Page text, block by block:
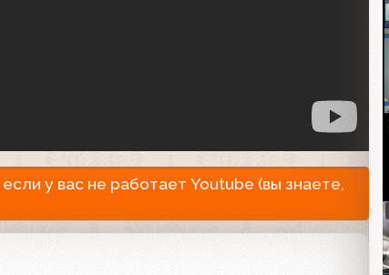
у вас не работает Youtube (вы знаете,